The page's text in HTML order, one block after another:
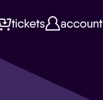
tickets account